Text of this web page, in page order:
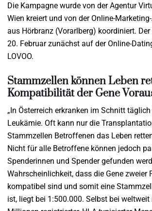
Die Kampagne wurde von der Agentur
Wien kreiert und von der Online-
aus Hörbranz (Vorarlberg) koordiniert.
20. Februar zunächst auf der Online-
LOVOO.
Stammzellen können Leben
Kompatibilität der Gene
„In Österreich erkranken im Schnitt
Leukämie. Oft kann nur die
Stammzellen Betroffenen das Leben
Nicht für alle Betroffene können jedoch
Spenderinnen und Spender gefunden
Wahrscheinlichkeit, dass die Gene zweier
kompatibel sind und somit eine
ist, liegt bei 1:500.000. Selbst bei weltweit